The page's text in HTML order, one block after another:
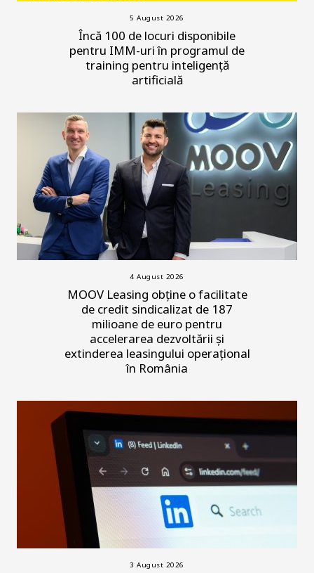
5 August 2026
Încă 100 de locuri disponibile
pentru IMM-uri în programul de
training pentru inteligență
artificială
4 August 2026
MOOV Leasing obține o facilitate
de credit sindicalizat de 187
milioane de euro pentru
accelerarea dezvoltării și
extinderea leasingului operațional
în România
3 August 2026